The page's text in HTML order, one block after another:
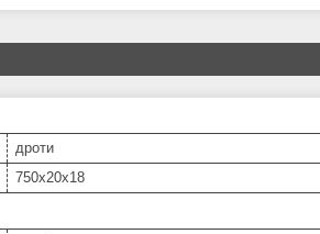
дроти
750х20х18